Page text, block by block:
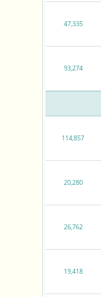
47,335
93,274
114,857
20,280
26,762
19,418